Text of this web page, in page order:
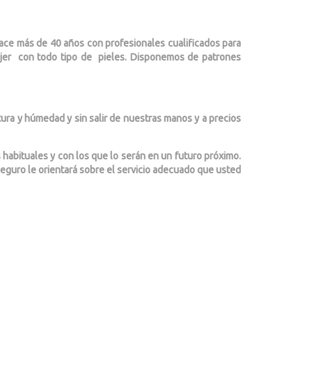
más de 40 años con profesionales cualificados para
con todo tipo de pieles. Disponemos de patrones
y húmedad y sin salir de nuestras manos y a precios
y con los que lo serán en un futuro próximo.
le orientará sobre el servicio adecuado que usted